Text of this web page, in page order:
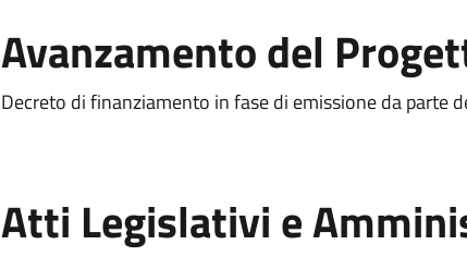
Avanzamento del
Decreto di finanziamento in fase di emissione da parte
Atti Legislativi e